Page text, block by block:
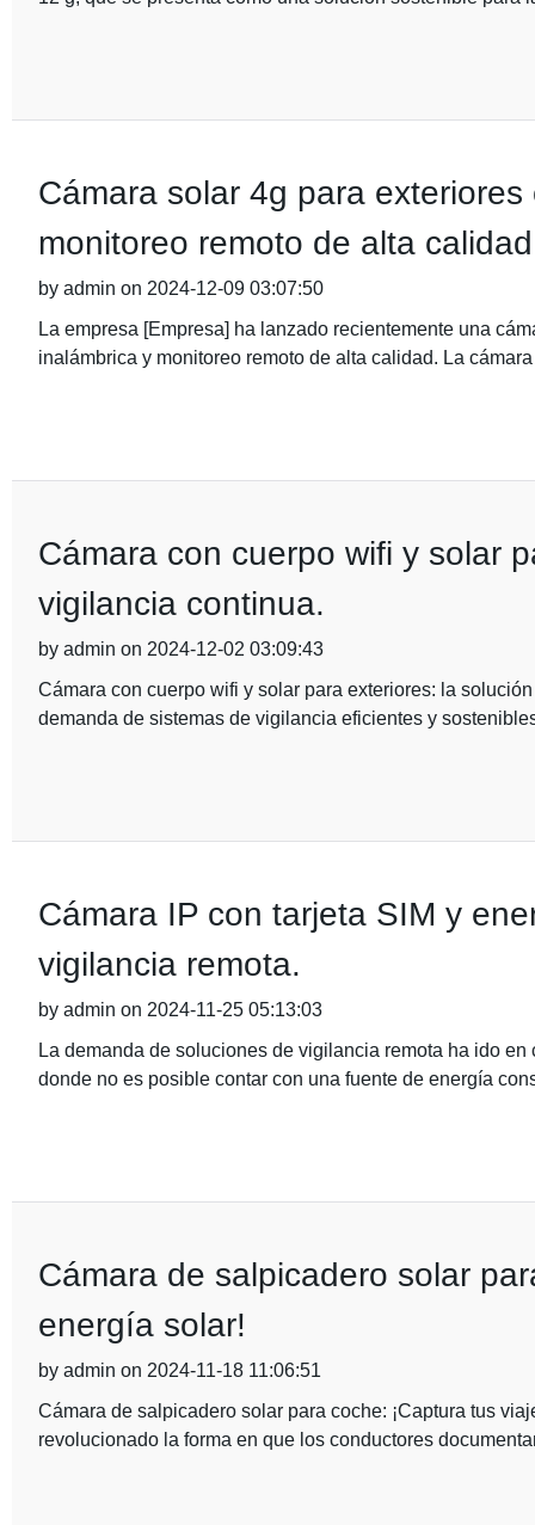
Cámara solar 4g para
monitoreo remoto de alta calidad
by admin on 2024-12-09 03:07:50
La empresa [Empresa] ha lanzado recientemente una
inalámbrica y monitoreo remoto de alta calidad. La
Cámara con cuerpo wifi y solar
vigilancia continua.
by admin on 2024-12-02 03:09:43
Cámara con cuerpo wifi y solar para exteriores: la
demanda de sistemas de vigilancia eficientes y
Cámara IP con tarjeta SIM y
vigilancia remota.
by admin on 2024-11-25 05:13:03
La demanda de soluciones de vigilancia remota ha ido
donde no es posible contar con una fuente de energía
Cámara de salpicadero solar
energía solar!
by admin on 2024-11-18 11:06:51
Cámara de salpicadero solar para coche: ¡Captura tus
revolucionado la forma en que los conductores